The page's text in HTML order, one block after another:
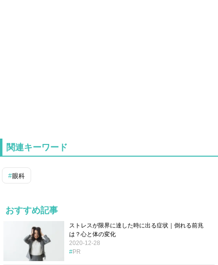
関連キーワード
眼科
おすすめ記事
ストレスが限界に達した時に出る症状｜倒れる前兆
は？心と体の変化
2020-12-28
PR